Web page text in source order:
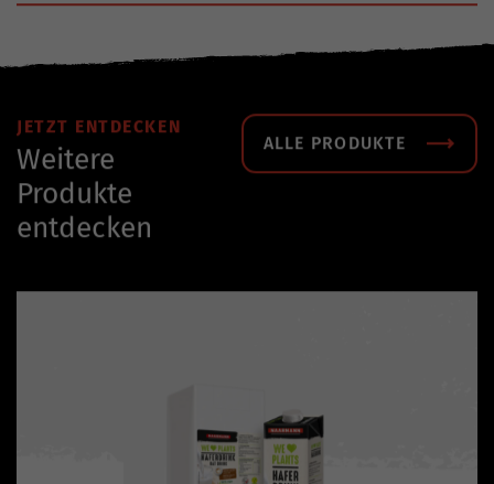
JETZT ENTDECKEN
Weitere
Produkte
entdecken
ALLE PRODUKTE